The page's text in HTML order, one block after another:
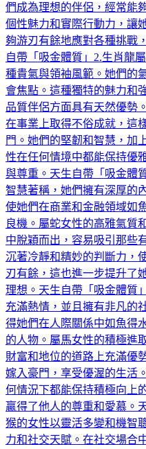
們成為理想的伴侶，經常能
個性魅力和實際行動力，讓
夠游刃有餘地應對各種挑戰
自帶「吸金體質」2.生肖龍
種貴氣與領袖風範。她們的
會焦點。這種獨特的魅力和
品質伴侶方面具有天然優勢
在事業上取得不俗成就，這
門。她們的堅韌和智慧，加
性在任何情境中都能保持優
與尊重。天生自帶「吸金體
智慧著稱，她們擁有深厚的
使她們在商業和金融領域如
良機。屬蛇女性的高雅氣質
中脫穎而出，容易吸引那些
沉著冷靜和精妙的判斷力，
刃有餘，這也進一步提升了
理想。天生自帶「吸金體質
充滿熱情，並且擁有非凡的
得她們在人際關係中如魚得
的人物。屬馬女性的積極進
財富和地位的道路上充滿優
嫁入豪門，享受優渥的生活
何情況下都能保持積極向上
贏得了他人的尊重和愛慕。
猴的女性以靈活多變和機智
力和社交天賦。在社交場合